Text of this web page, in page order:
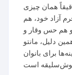
همان چیزی
آزاد خود، هم
هم حس وقار و
دلیل، مانتو
برای بانوان